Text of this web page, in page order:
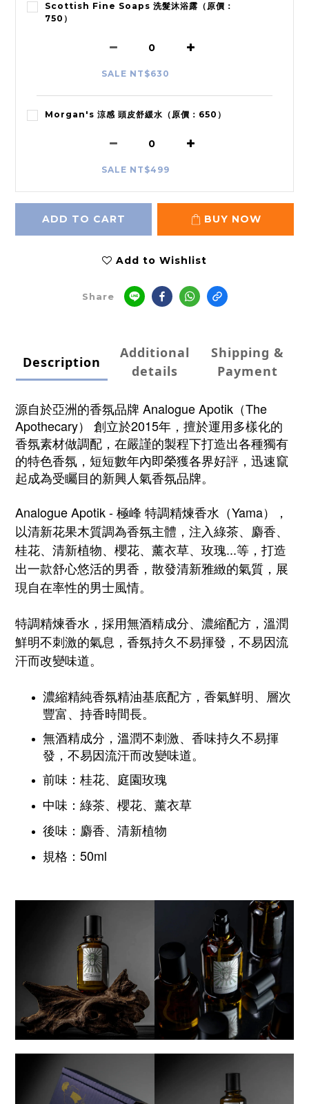
Scottish Fine Soaps 洗髮沐浴露（原價：
750）
SALE NT$630
Morgan's 涼感 頭皮舒緩水（原價：650）
SALE NT$499
ADD TO CART BUY NOW
Add to Wishlist
Share
Description
Additional
details
Shipping &
Payment
源自於亞洲的香氛品牌 Analogue Apotik（The
Apothecary） 創立於2015年，擅於運用多樣化的
香氛素材做調配，在嚴謹的製程下打造出各種獨有
的特色香氛，短短數年內即榮獲各界好評，迅速竄
起成為受矚目的新興人氣香氛品牌。
Analogue Apotik -極峰 特調精煉香水（Yama），
以清新花果木質調為香氛主體，注入綠茶、麝香、
桂花、清新植物、櫻花、薰衣草、玫瑰...等，打造
出一款舒心悠活的男香，散發清新雅緻的氣質，展
現自在率性的男士風情。
特調精煉香水，採用無酒精成分、濃縮配方，溫潤
鮮明不刺激的氣息， 香氛持久不易揮發， 不易因流
汗而改變味道。
濃縮精純香氛精油基底配方，香氣鮮明、層次
豐富、持香時間長。
無酒精成分，溫潤不刺激、香味持久不易揮
發，不易因流汗而改變味道。
前味： 桂花、庭園玫瑰
中味： 綠茶、櫻花、薰衣草
後味： 麝香、清新植物
規格：50ml